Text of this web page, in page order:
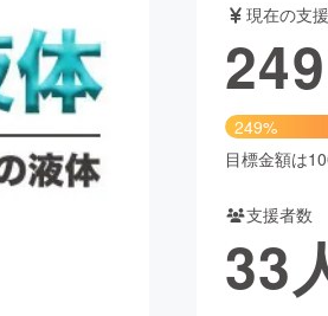
舞台・パフォーマンス
フード・飲食店
ビューティー・ヘルスケア
現在の支
249%
目標金額は
支援者数
33